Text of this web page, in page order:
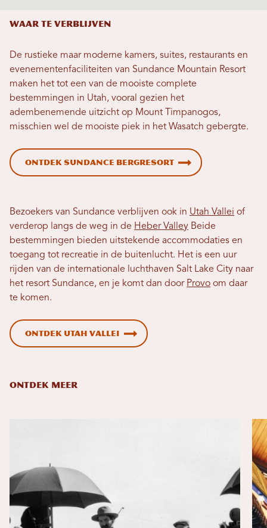
Waar te verblijven
De rustieke maar moderne kamers, suites, restaurants en
evenementenfaciliteiten van Sundance Mountain Resort
maken het tot een van de mooiste complete
bestemmingen in Utah, vooral gezien het
adembenemende uitzicht op Mount Timpanogos,
misschien wel de mooiste piek in het Wasatch gebergte.
Ontdek Sundance Bergresort
Bezoekers van Sundance verblijven ook in Utah Vallei of
verderop langs de weg in de Heber Valley Beide
bestemmingen bieden uitstekende accommodaties en
toegang tot recreatie in de buitenlucht. Het is een uur
rijden van de internationale luchthaven Salt Lake City naar
het resort Sundance, en je komt dan door Provo om daar
te komen.
Ontdek Utah Vallei
ONTDEK MEER